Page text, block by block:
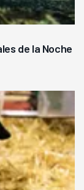
de la Noche